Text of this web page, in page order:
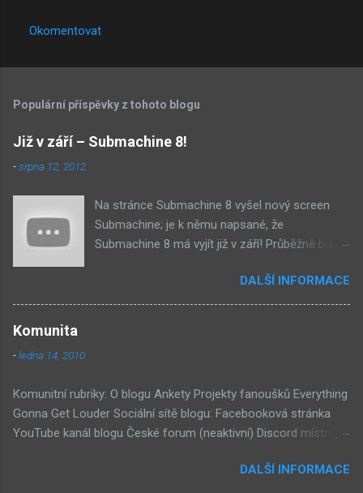
Okomentovat
Populární příspěvky z tohoto blogu
Již v září – Submachine 8!
-srpna 12, 2012
Na stránce Submachine 8 vyšel nový screen
Submachine; je k němu napsané, že
Submachine 8 má vyjít již v září! Průběžně budu
zveřejněný materiál ze Submachine 8. Zvukové
pozadí menu. První screen, který se na stránce
v DaymareTown 1 ( stránka sub8 ) Screen, který
se objevil jako ikona her na PastelPortal.com,
vypadá to snad že vystoupíme z Liziny lodi,
bílý kámen by mě taky dost zajímalo. Mateusz u
DALŠÍ INFORMACE
Komunita
-ledna 14, 2010
Komunitní rubriky: O blogu Ankety Projekty fanoušků Everything
Gonna Get Louder Sociální sítě blogu: Facebooková stránka
YouTube kanál blogu České forum (neaktivní) Discord místnost
Vimeo Twitch Discord Twitter Instagram Pastelland Forum
DALŠÍ INFORMACE